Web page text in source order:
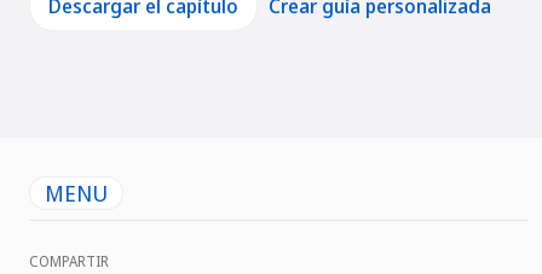
Descargar el capítulo Crear guía personalizada
MENU
COMPARTIR